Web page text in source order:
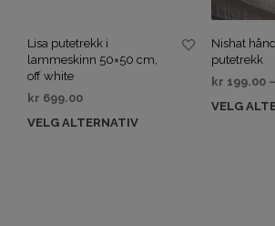
Lisa putetrekk i
lammeskinn 50×50 cm,
off white
kr 699.00
VELG ALTERNATIV
Nishat
putetrekk
kr 199.00–
VELG